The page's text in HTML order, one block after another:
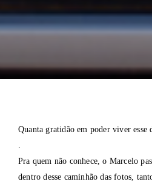
Quanta gratidão em poder viver esse
.
Pra quem não conhece, o Marcelo
dentro desse caminhão das fotos,